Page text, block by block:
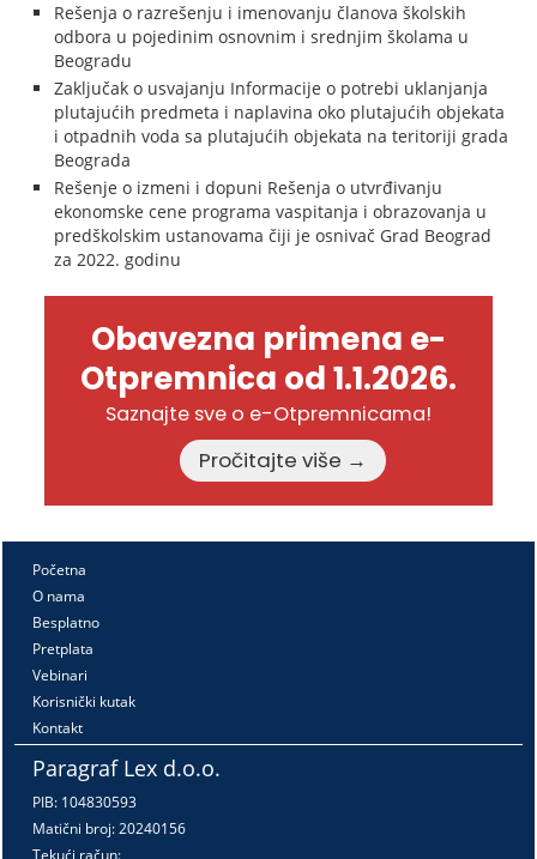
Rešenja o razrešenju i imenovanju članova školskih
odbora u pojedinim osnovnim i srednjim školama u
Beogradu
Zaključak o usvajanju Informacije o potrebi uklanjanja
plutajućih predmeta i naplavina oko plutajućih objekata
i otpadnih voda sa plutajućih objekata na teritoriji grada
Beograda
Rešenje o izmeni i dopuni Rešenja o utvrđivanju
ekonomske cene programa vaspitanja i obrazovanja u
predškolskim ustanovama čiji je osnivač Grad Beograd
za 2022. godinu
Obavezna primena e-
Otpremnica od 1.1.2026.
Saznajte sve o e-Otpremnicama!
Pročitajte više →
Početna
O nama
Besplatno
Pretplata
Vebinari
Korisnički kutak
Kontakt
Paragraf Lex d.o.o.
PIB: 104830593
Matični broj: 20240156
Tekući račun: